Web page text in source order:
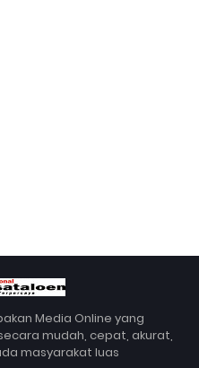
Media Online yang
mudah, cepat, akurat,
masyarakat luas